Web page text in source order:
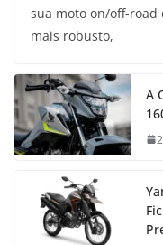
sua moto on/off-road
mais robusto,
A